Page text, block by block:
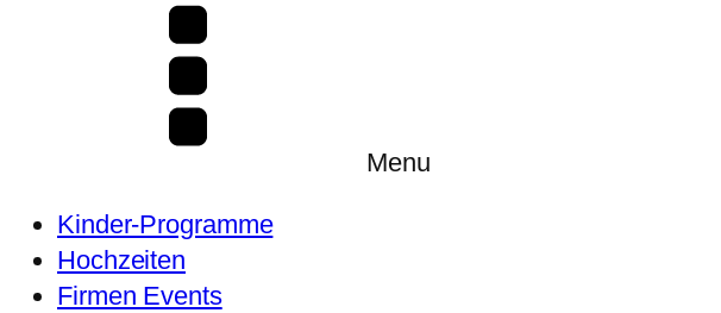
Menu
Kinder-Programme
Hochzeiten
Firmen Events